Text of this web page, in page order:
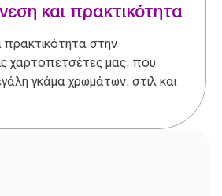
και πρακτικότητα
στην
χαρτοπετσέτες μας, που
γκάμα χρωμάτων, στιλ και